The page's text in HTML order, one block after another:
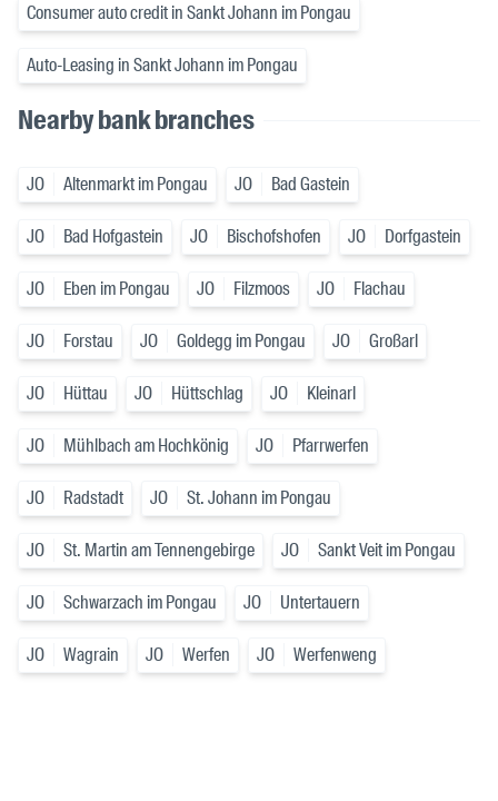
Consumer auto credit in Sankt Johann im Pongau
Auto-Leasing in Sankt Johann im Pongau
Nearby bank branches
JO Altenmarkt im Pongau JO Bad Gastein
JO Bad Hofgastein JO Bischofshofen JO Dorfgastein
JO Eben im Pongau JO Filzmoos JO Flachau
JO Forstau JO Goldegg im Pongau JO Großarl
JO Hüttau JO Hüttschlag JO Kleinarl
JO Mühlbach am Hochkönig JO Pfarrwerfen
JO Radstadt JO St. Johann im Pongau
JO St. Martin am Tennengebirge JO Sankt Veit im Pongau
JO Schwarzach im Pongau JO Untertauern
JO Wagrain JO Werfen JO Werfenweng